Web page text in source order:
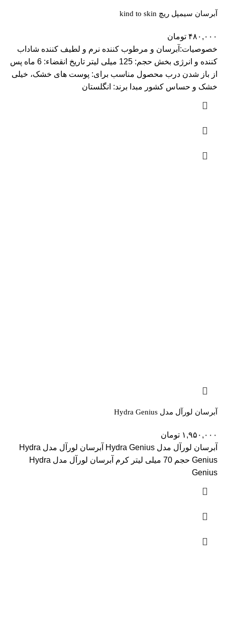
آبرسان سیمپل ریچ kind to skin
۴۸۰,۰۰۰ تومان
خصوصیات:آبرسان و مرطوب کننده نرم و لطیف کننده شاداب
کننده و انرژی بخش حجم: 125 میلی لیتر تاریخ انقضاء: 6 ماه پس
از باز شدن درب محصول مناسب برای: پوست های خشک، خیلی
خشک و حساس کشور مبدا برند: انگلستان
آبرسان لورآل مدل Hydra Genius
۱,۹۵۰,۰۰۰ تومان
آبرسان لورآل مدل Hydra Genius آبرسان لورآل مدل Hydra
Genius حجم 70 میلی لیتر کرم آبرسان لورآل مدل Hydra
Genius